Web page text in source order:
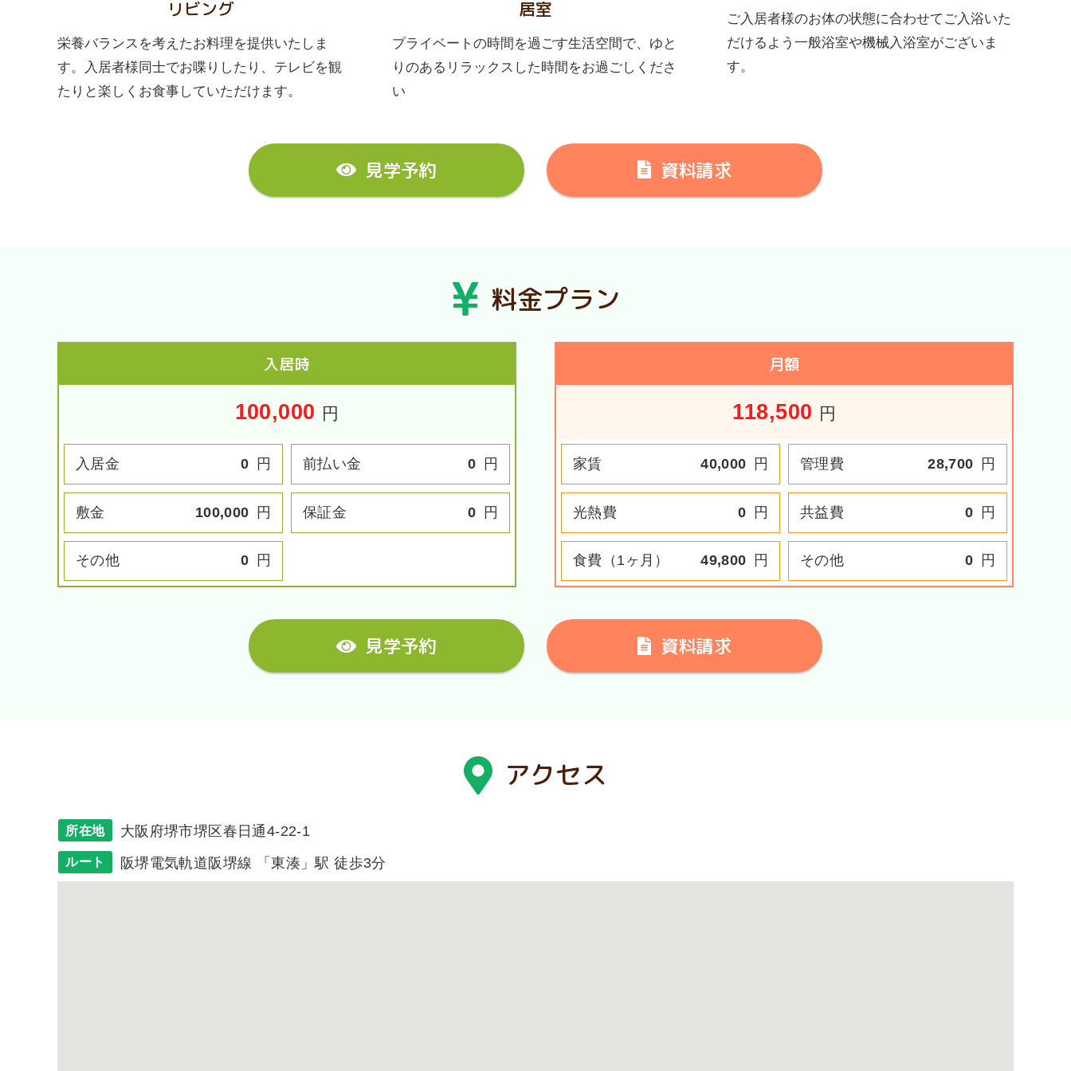
リビング
栄養バランスを考えたお料理を提供いたしま
す。入居者様同士でお喋りしたり、テレビを観
たりと楽しくお食事していただけます。
居室
プライベートの時間を過ごす生活空間で、ゆと
りのあるリラックスした時間をお過ごしくださ
い
ご入居者様のお体の状態に合わせてご入浴いた
だけるよう一般浴室や機械入浴室がございま
す。
見学予約 資料請求
料金プラン
入居時
100,000 円
入居金 0 円 前払い金 0 円
敷金 100,000 円 保証金 0 円
その他 0 円
月額
118,500 円
家賃 40,000 円 管理費 28,700 円
光熱費 0 円 共益費 0 円
食費（1ヶ月） 49,800 円 その他 0 円
見学予約 資料請求
アクセス
所在地 大阪府堺市堺区春日通4-22-1
ルート 阪堺電気軌道阪堺線 「東湊」駅 徒歩3分